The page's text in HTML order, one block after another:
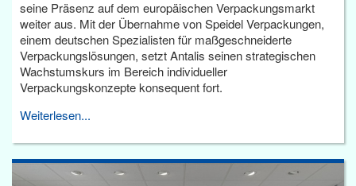
seine Präsenz auf dem europäischen Verpackungsmarkt
weiter aus. Mit der Übernahme von Speidel Verpackungen,
einem deutschen Spezialisten für maßgeschneiderte
Verpackungslösungen, setzt Antalis seinen strategischen
Wachstumskurs im Bereich individueller
Verpackungskonzepte konsequent fort.
Weiterlesen...